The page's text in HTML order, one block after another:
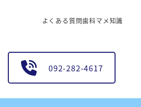
よくある質問歯科マメ知識
092-282-4617